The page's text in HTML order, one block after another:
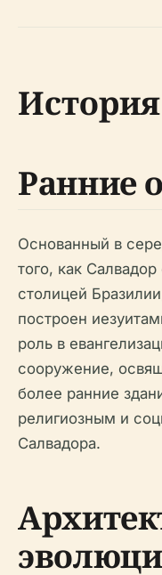
Ранние
Основанный в
того, как
столицей
построен
роль в
сооружение,
более ранние
религиозным и
Салвадора.